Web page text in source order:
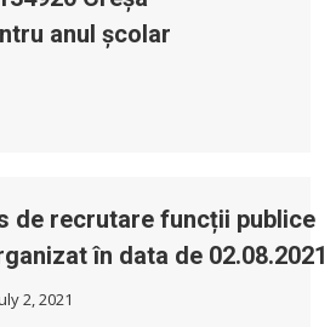
anul școlar
de recrutare funcții publice
în data de 02.08.2021
2, 2021